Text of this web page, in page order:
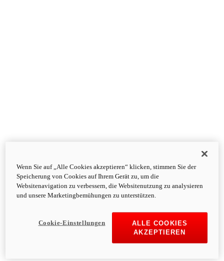
Wenn Sie auf „Alle Cookies akzeptieren“ klicken, stimmen Sie der
Speicherung von Cookies auf Ihrem Gerät zu, um die
Websitenavigation zu verbessern, die Websitenutzung zu analysieren
und unsere Marketingbemühungen zu unterstützen.
ALLE COOKIES
AKZEPTIEREN
Cookie-Einstellungen